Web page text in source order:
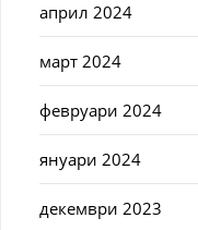
април 2024
март 2024
февруари 2024
януари 2024
декември 2023